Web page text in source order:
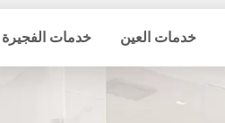
خدمات العين خدمات الفجيرة